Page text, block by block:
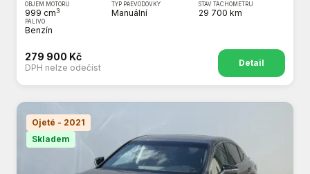
OBJEM MOTORU
999 cm3
TYP PŘEVODOVKY
Manuální
STAV TACHOMETRU
29 700 km
PALIVO
Benzín
279 900 Kč
DPH nelze odečíst Detail
Ojeté - 2021
Skladem